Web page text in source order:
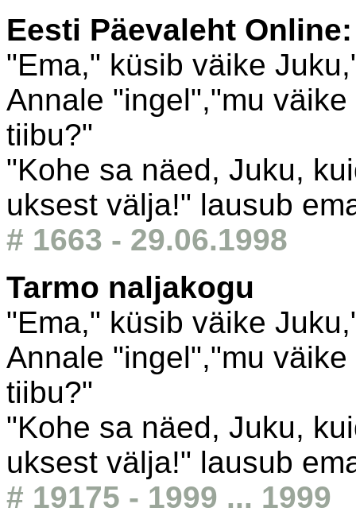
Eesti Päevaleht
"Ema," küsib väike
Annale "ingel","mu
tiibu?"
"Kohe sa näed, Juku,
uksest välja!" lausub
# 1663 - 29.06.1998
Tarmo naljakogu
"Ema," küsib väike
Annale "ingel","mu
tiibu?"
"Kohe sa näed, Juku,
uksest välja!" lausub
# 19175 - 1999 ... 1999